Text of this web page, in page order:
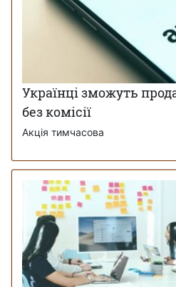
Українці зможуть
без комісії
Акція тимчасова